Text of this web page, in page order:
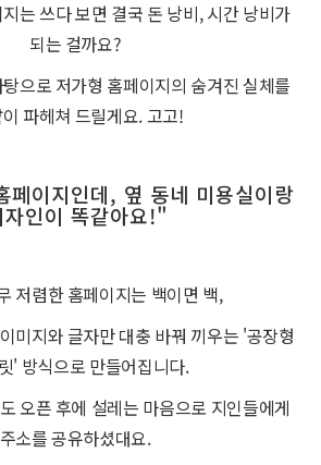
는 쓰다 보면 결국 돈 낭비, 시간 낭비가
되는 걸까요?
으로 저가형 홈페이지의 숨겨진 실체를
파헤쳐 드릴게요. 고고!
이지인데, 옆 동네 미용실이랑
자인이 똑같아요!"
저렴한 홈페이지는 백이면 백,
미지와 글자만 대충 바꿔 끼우는 '공장형
' 방식으로 만들어집니다.
오픈 후에 설레는 마음으로 지인들에게
주소를 공유하셨대요.